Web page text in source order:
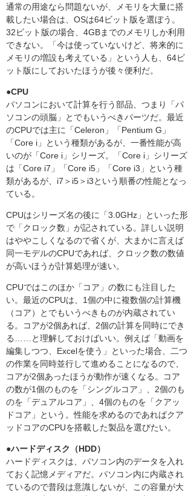
通常の用途なら問題ないが、メモリを大量に搭
載したい場合は、OSは64ビット版を選ぼう。
32ビット版の場合、4GBまでのメモリしか利用
できない。「今は使っていないけど、将来的に
メモリの増設も考えている」という人も、64ビ
ット版にしておいたほうが後々便利だ。
●CPU
パソコンにおいて計算を行う部品、つまり「パ
ソコンの頭脳」とでもいうべきパーツだ。最近
のCPUでは主に「Celeron」「Pentium G」
「Core i」という種類があるが、一番性能が高
いのが「Core i」シリーズ。「Core i」シリーズ
は「Core i7」「Core i5」「Core i3」という種
類があるが、i7＞i5＞i3という順番の性能となっ
ている。
CPUはシリーズ名の後に「3.0GHz」といった形
で「クロック数」が記されている。詳しい説明
はややこしくなるので省くが、大まかに言えば
同一モデルのCPUであれば、クロック数の数値
が高いほうが計算処理が速い。
CPUではこのほか「コア」の数にも注目した
い。最近のCPUは、1個の中に複数個の計算機
（コア）とでもいうべきものが内蔵されてい
る。コアが2個あれば、2個の計算を同時にでき
る……と理解しておけばいい。例えば「動画を
編集しつつ、Excelを使う」といった場合、二つ
の作業を同時並行して進めることになるので、
コアが2個あったほうが動作が速くなる。コア
の数が1個のものを「シングルコア」、2個のも
のを「デュアルコア」、4個のものを「クアッ
ドコア」という。性能を求めるのであればクア
ッドコアのCPUを搭載した製品を選びたい。
●ハードディスク（HDD）
ハードディスクは、パソコン内のデータを入れ
ておく記憶メディアだ。パソコン内に内蔵され
ているので普段は意識しないが、この容量が大